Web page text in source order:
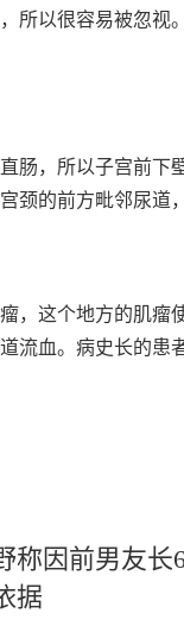
所以很容易被忽
肠，所以子宫前
颈的前方毗邻尿道
，这个地方的肌
流血。病史长的患
称因前男友
据